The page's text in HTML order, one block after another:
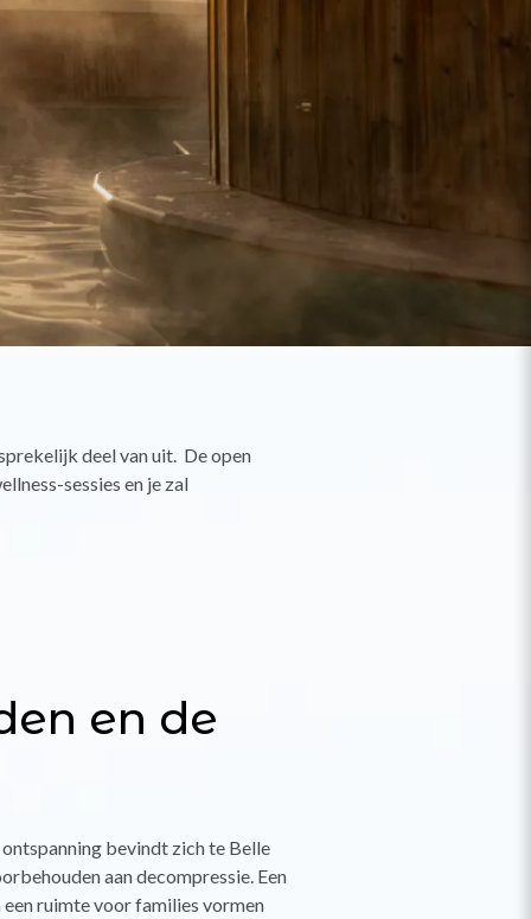
deel van uit. De open
sessies en je zal
en de
bevindt zich te Belle
aan decompressie. Een
ruimte voor families vormen